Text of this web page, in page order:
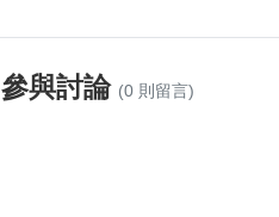
參與討論 (0 則留言)